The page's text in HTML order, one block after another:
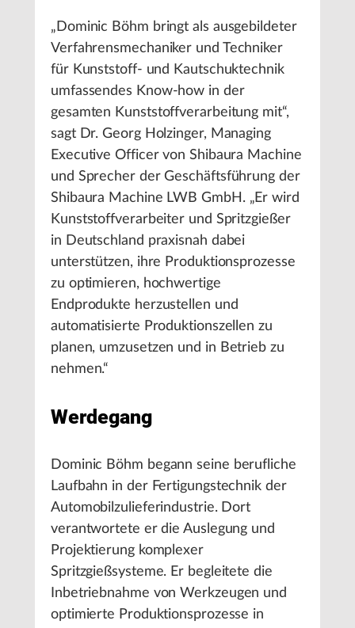
„Dominic Böhm bringt als ausgebildeter
Verfahrensmechaniker und Techniker
für Kunststoff- und Kautschuktechnik
umfassendes Know-how in der
gesamten Kunststoffverarbeitung mit“,
sagt Dr. Georg Holzinger, Managing
Executive Officer von Shibaura Machine
und Sprecher der Geschäftsführung der
Shibaura Machine LWB GmbH. „Er wird
Kunststoffverarbeiter und Spritzgießer
in Deutschland praxisnah dabei
unterstützen, ihre Produktionsprozesse
zu optimieren, hochwertige
Endprodukte herzustellen und
automatisierte Produktionszellen zu
planen, umzusetzen und in Betrieb zu
nehmen.“
Werdegang
Dominic Böhm begann seine berufliche
Laufbahn in der Fertigungstechnik der
Automobilzulieferindustrie. Dort
verantwortete er die Auslegung und
Projektierung komplexer
Spritzgießsysteme. Er begleitete die
Inbetriebnahme von Werkzeugen und
optimierte Produktionsprozesse in